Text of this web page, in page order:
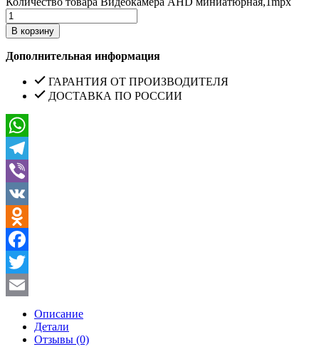
В корзину
Дополнительная информация
ГАРАНТИЯ ОТ ПРОИЗВОДИТЕЛЯ
ДОСТАВКА ПО РОССИИ
WhatsApp
Telegram
Viber
VK
Odnoklassniki
Facebook
Twitter
Описание
Детали
Отзывы (0)